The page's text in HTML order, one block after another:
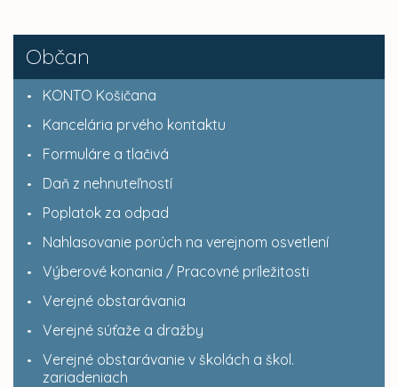
Občan
KONTO Košičana
Kancelária prvého kontaktu
Formuláre a tlačivá
Daň z nehnuteľností
Poplatok za odpad
Nahlasovanie porúch na verejnom osvetlení
Výberové konania / Pracovné príležitosti
Verejné obstarávania
Verejné súťaže a dražby
Verejné obstarávanie v školách a škol.
zariadeniach